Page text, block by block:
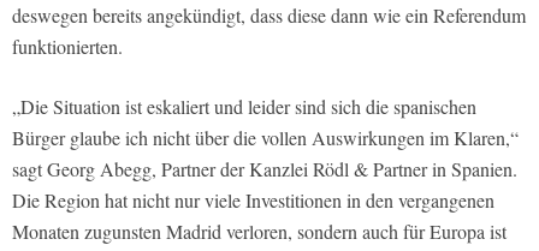
deswegen bereits angekündigt, dass diese dann wie ein Referendum
funktionierten.
„Die Situation ist eskaliert und leider sind sich die spanischen
Bürger glaube ich nicht über die vollen Auswirkungen im Klaren,“
sagt Georg Abegg, Partner der Kanzlei Rödl & Partner in Spanien.
Die Region hat nicht nur viele Investitionen in den vergangenen
Monaten zugunsten Madrid verloren, sondern auch für Europa ist